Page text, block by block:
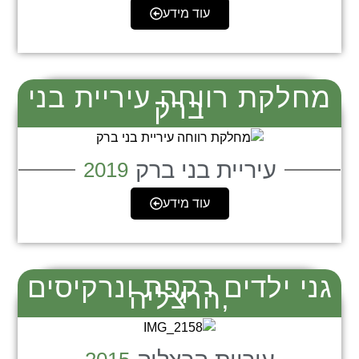
עוד מידע
מחלקת רווחה עיריית בני
ברק
עיריית בני ברק 2019
עוד מידע
גני ילדים רקפת ונרקיסים
,הרצליה